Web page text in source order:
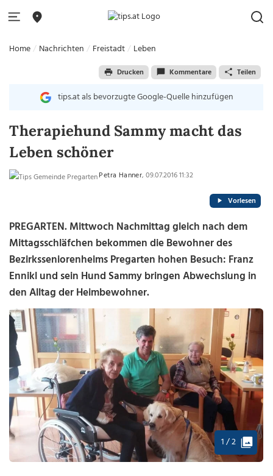
Home Nachrichten Freistadt Leben
Drucken Kommentare Teilen
tips.at als bevorzugte Google-Quelle hinzufügen
Therapiehund Sammy macht das
Leben schöner
Petra Hanner, 09.07.2016 11:32
Vorlesen
PREGARTEN. Mittwoch Nachmittag gleich nach dem
Mittagsschläfchen bekommen die Bewohner des
Bezirksseniorenheims Pregarten hohen Besuch: Franz
Ennikl und sein Hund Sammy bringen Abwechslung in
den Alltag der Heimbewohner.
1 / 2